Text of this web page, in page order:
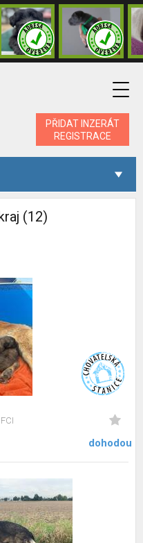
PŘIDAT INZERÁT
REGISTRACE
(12)
dohodou